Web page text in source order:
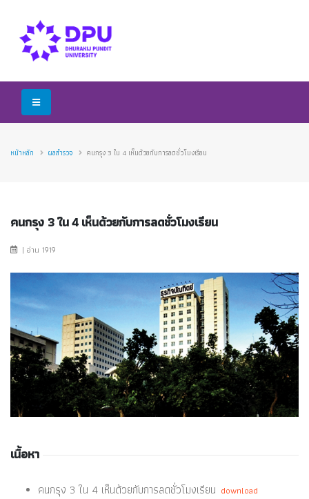
หน้าหลัก ผลสำรวจ คนกรุง 3 ใน 4 เห็นด้วยกับการลดชั่วโมงเรียน
คนกรุง 3 ใน 4 เห็นด้วยกับการลดชั่วโมงเรียน
| อ่าน 1919
เนื้อหา
คนกรุง 3 ใน 4 เห็นด้วยกับการลดชั่วโมงเรียน download